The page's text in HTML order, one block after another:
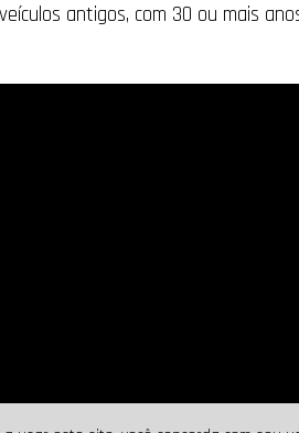
antigos, com 30 ou mais